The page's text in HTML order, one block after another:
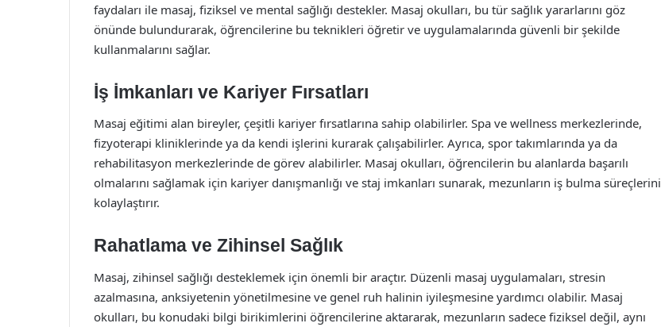
faydaları ile masaj, fiziksel ve mental sağlığı destekler. Masaj okulları, bu tür sağlık yararlarını göz
önünde bulundurarak, öğrencilerine bu teknikleri öğretir ve uygulamalarında güvenli bir şekilde
kullanmalarını sağlar.
İş İmkanları ve Kariyer Fırsatları
Masaj eğitimi alan bireyler, çeşitli kariyer fırsatlarına sahip olabilirler. Spa ve wellness merkezlerinde,
fizyoterapi kliniklerinde ya da kendi işlerini kurarak çalışabilirler. Ayrıca, spor takımlarında ya da
rehabilitasyon merkezlerinde de görev alabilirler. Masaj okulları, öğrencilerin bu alanlarda başarılı
olmalarını sağlamak için kariyer danışmanlığı ve staj imkanları sunarak, mezunların iş bulma süreçlerini
kolaylaştırır.
Rahatlama ve Zihinsel Sağlık
Masaj, zihinsel sağlığı desteklemek için önemli bir araçtır. Düzenli masaj uygulamaları, stresin
azalmasına, anksiyetenin yönetilmesine ve genel ruh halinin iyileşmesine yardımcı olabilir. Masaj
okulları, bu konudaki bilgi birikimlerini öğrencilerine aktararak, mezunların sadece fiziksel değil, aynı